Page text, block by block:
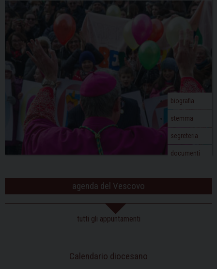
biografia
stemma
segreteria
documenti
agenda del Vescovo
tutti gli appuntamenti
Calendario diocesano